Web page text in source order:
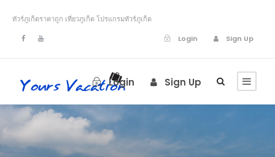
ทัวร์ภูเก็ตราคาถูก เที่ยวภูเก็ต โปรแกรมทัวร์ภูเก็ต
Login
Sign Up
Login Sign Up